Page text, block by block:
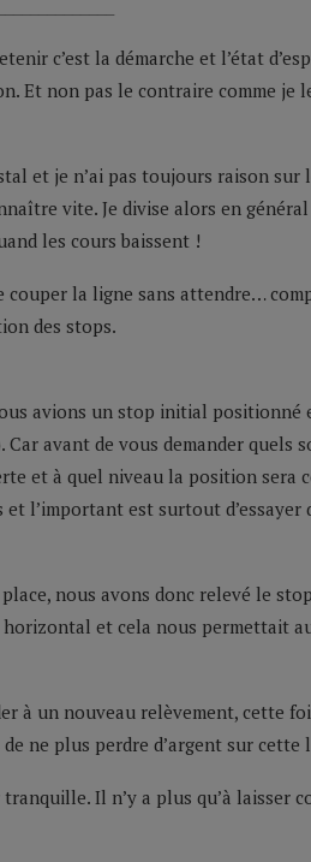
c’est la démarche et l’état
Et non pas le contraire comme je
et je n’ai pas toujours raison sur
vite. Je divise alors en
les cours baissent !
la ligne sans attendre…
des stops.
avions un stop initial positionné
avant de vous demander quels
et à quel niveau la position sera
l’important est surtout d’essayer
nous avons donc relevé le
et cela nous permettait
à un nouveau relèvement, cette
ne plus perdre d’argent sur cette
Il n’y a plus qu’à laisser